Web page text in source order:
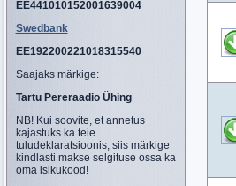
EE441010152001639004
Swedbank
EE192200221018315540
Saajaks märkige:
Tartu Pereraadio Ühing
NB! Kui soovite, et annetus
kajastuks ka teie
tuludeklaratsioonis, siis märkige
kindlasti makse selgituse ossa ka
oma isikukood!